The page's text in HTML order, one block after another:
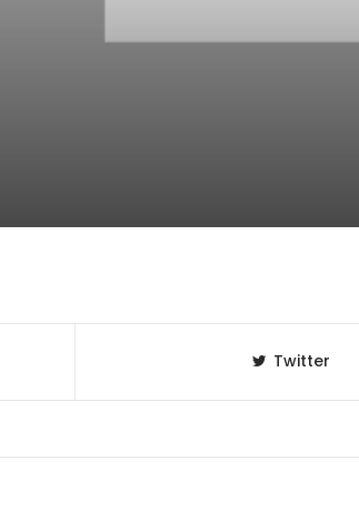
Twitter